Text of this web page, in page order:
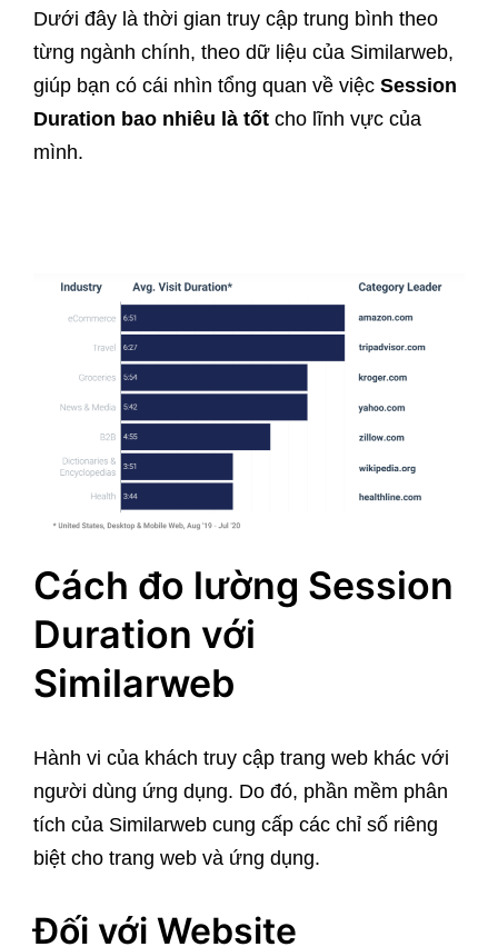
Dưới đây là thời gian truy cập trung bình theo
từng ngành chính, theo dữ liệu của Similarweb,
giúp bạn có cái nhìn tổng quan về việc Session
Duration bao nhiêu là tốt cho lĩnh vực của
mình.
Cách đo lường Session
Duration với
Similarweb
Hành vi của khách truy cập trang web khác với
người dùng ứng dụng. Do đó, phần mềm phân
tích của Similarweb cung cấp các chỉ số riêng
biệt cho trang web và ứng dụng.
Đối với Website